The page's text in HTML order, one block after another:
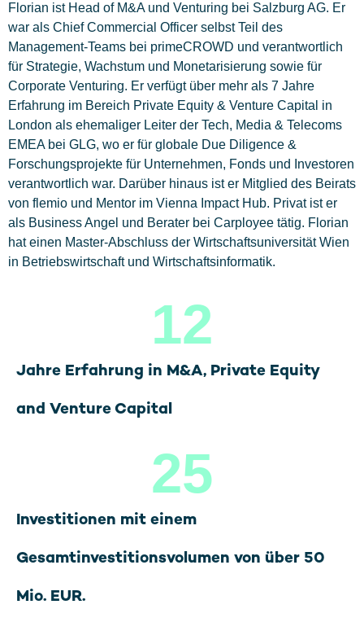
Florian ist Head of M&A und Venturing bei Salzburg AG. Er
war als Chief Commercial Officer selbst Teil des
Management-Teams bei primeCROWD und verantwortlich
für Strategie, Wachstum und Monetarisierung sowie für
Corporate Venturing. Er verfügt über mehr als 7 Jahre
Erfahrung im Bereich Private Equity & Venture Capital in
London als ehemaliger Leiter der Tech, Media & Telecoms
EMEA bei GLG, wo er für globale Due Diligence &
Forschungsprojekte für Unternehmen, Fonds und Investoren
verantwortlich war. Darüber hinaus ist er Mitglied des Beirats
von flemio und Mentor im Vienna Impact Hub. Privat ist er
als Business Angel und Berater bei Carployee tätig. Florian
hat einen Master-Abschluss der Wirtschaftsuniversität Wien
in Betriebswirtschaft und Wirtschaftsinformatik.
Jahre Erfahrung in M&A, Private Equity
and Venture Capital
12
Investitionen mit einem
Gesamtinvestitionsvolumen von über 50
Mio. EUR.
25